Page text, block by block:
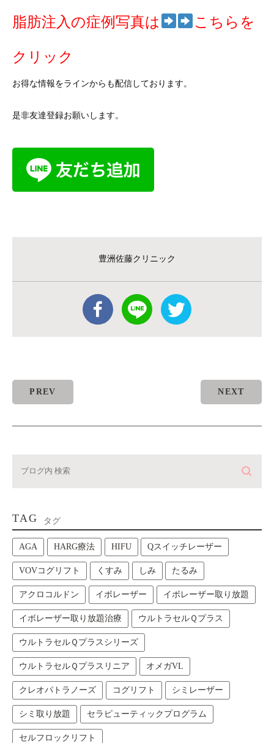
脂肪注入の症例写真は こちらを
クリック
お得な情報をラインからも配信しております。
是非友達登録お願いします。
豊洲佐藤クリニック
PREV NEXT
TAG タグ
AGA HARG療法 HIFU Qスイッチレーザー
VOVコグリフト くすみ しみ たるみ
アクロコルドン イボレーザー イボレーザー取り放題
イボレーザー取り放題治療 ウルトラセルＱプラス
ウルトラセルＱプラスシリーズ
ウルトラセルＱプラスリニア オメガVL
クレオパトラノーズ コグリフト シミレーザー
シミ取り放題 セラピューティックプログラム
セルフロックリフト